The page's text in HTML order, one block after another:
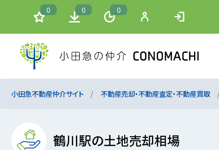
0 0 0
小田急不動産仲介サイト 不動産売却・不動産査定・不動産買取
鶴川駅の土地売却相場